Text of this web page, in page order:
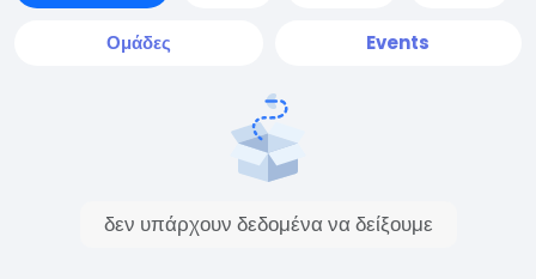
Ομάδες Events
δεν υπάρχουν δεδομένα να δείξουμε